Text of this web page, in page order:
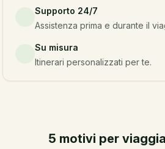
Supporto 24/7
Assistenza prima e durante il
Su misura
Itinerari personalizzati per te.
5 motivi per